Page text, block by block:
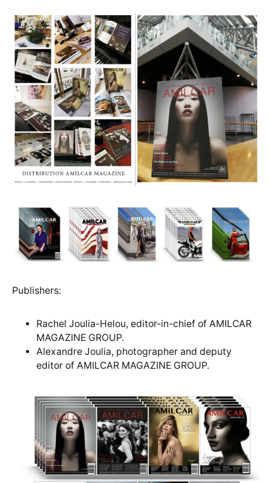
Publishers:
Rachel Joulia-Helou, editor-in-chief of AMILCAR
MAGAZINE GROUP.
Alexandre Joulia, photographer and deputy
editor of AMILCAR MAGAZINE GROUP.